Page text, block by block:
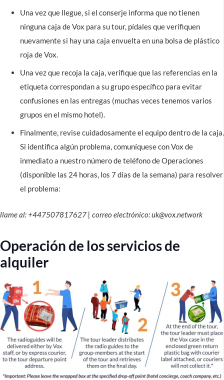
Una vez que llegue, si el conserje informa que no tienen
ninguna caja de Vox para su tour, pídales que verifiquen
nuevamente si hay una caja envuelta en una bolsa de plástico
roja de Vox.
Una vez que recoja la caja, verifique que las referencias en la
etiqueta correspondan a su grupo específico para evitar
confusiones en las entregas (muchas veces tenemos varios
grupos en el mismo hotel).
Finalmente, revise cuidadosamente el equipo dentro de la caja.
Si identifica algún problema, comuníquese con Vox de
inmediato a nuestro número de teléfono de Operaciones
(disponible las 24 horas, los 7 días de la semana) para resolver
el problema:
llame al: +447507817627 | correo electrónico: uk@vox.network
Operación de los servicios de
alquiler